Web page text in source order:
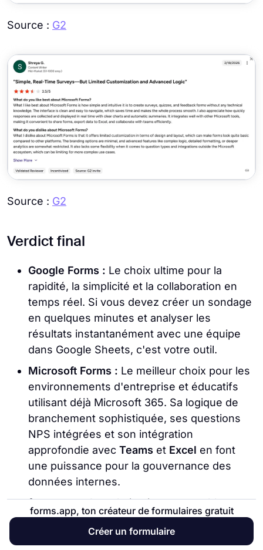
Source : G2
Source : G2
Verdict final
Google Forms : Le choix ultime pour la
rapidité, la simplicité et la collaboration en
temps réel. Si vous devez créer un sondage
en quelques minutes et analyser les
résultats instantanément avec une équipe
dans Google Sheets, c'est votre outil.
Microsoft Forms : Le meilleur choix pour les
environnements d'entreprise et éducatifs
utilisant déjà Microsoft 365. Sa logique de
branchement sophistiquée, ses questions
NPS intégrées et son intégration
approfondie avec Teams et Excel en font
une puissance pour la gouvernance des
données internes.
forms.app :La solution incontournable
lorsque vous dépassez les limites des outils
de base. Si votre flux de travail nécessite
forms.app, ton créateur de formulaires gratuit
Créer un formulaire